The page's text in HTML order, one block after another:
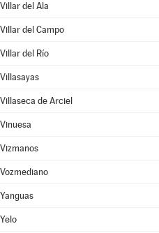
Villar del Ala
Villar del Campo
Villar del Río
Villasayas
Villaseca de Arciel
Vinuesa
Vizmanos
Vozmediano
Yanguas
Yelo